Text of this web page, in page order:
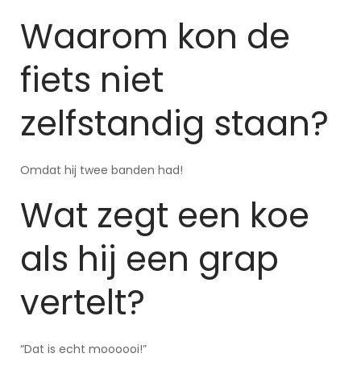
Waarom kon de
fiets niet
zelfstandig staan?
Omdat hij twee banden had!
Wat zegt een koe
als hij een grap
vertelt?
“Dat is echt moooooi!”